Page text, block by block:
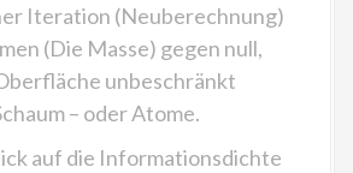
Iteration (Neuberechnung)
(Die Masse) gegen null,
unbeschränkt
– oder Atome.
auf die Informationsdichte